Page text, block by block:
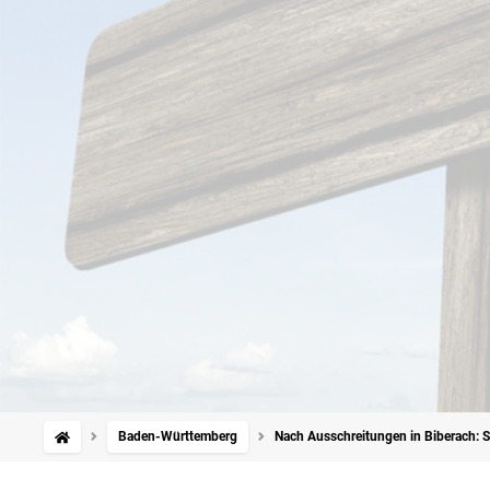
Baden-Württemberg Nach Ausschreitungen in Biberach: